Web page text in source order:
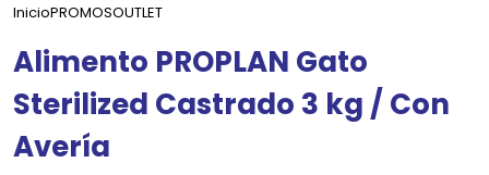
InicioPROMOSOUTLET
Alimento PROPLAN Gato
Sterilized Castrado 3 kg / Con
Avería